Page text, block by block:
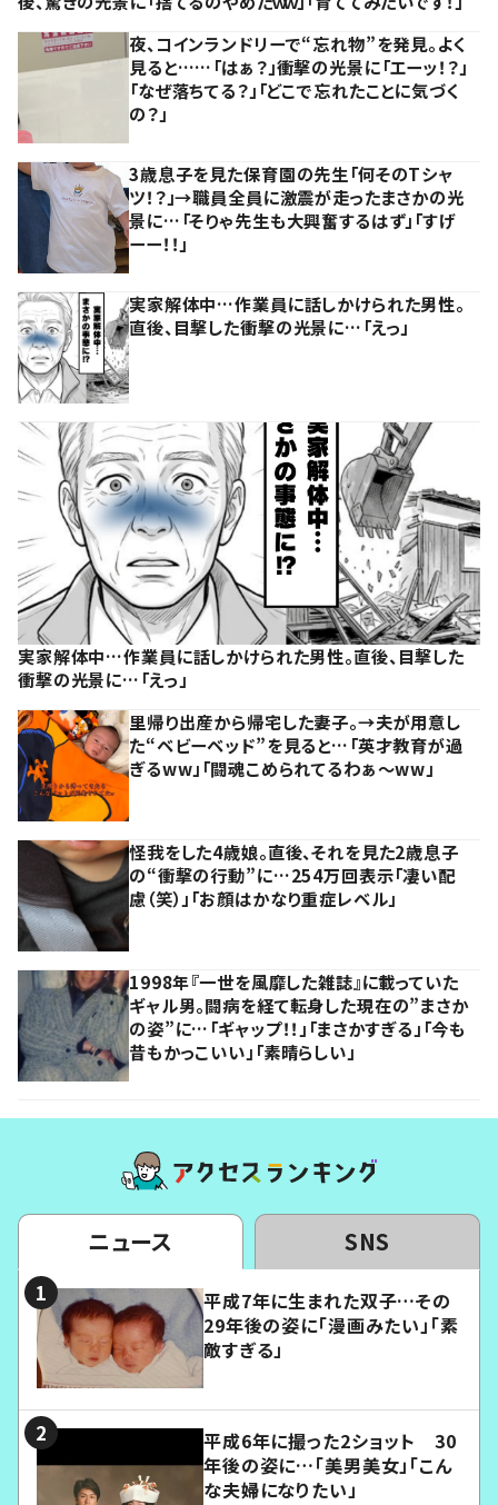
夜、コインランドリーで“忘れ物”を発見。よく
見ると……「はぁ？」衝撃の光景に「エーッ！？」
「なぜ落ちてる？」「どこで忘れたことに気づく
の？」
3歳息子を見た保育園の先生「何そのTシャ
ツ！？」→職員全員に激震が走ったまさかの光
景に…「そりゃ先生も大興奮するはず」「すげ
ーー！！」
実家解体中…作業員に話しかけられた男性。
直後、目撃した衝撃の光景に…「えっ」
実家解体中…作業員に話しかけられた男性。直後、目撃した
衝撃の光景に…「えっ」
里帰り出産から帰宅した妻子。→夫が用意し
た“ベビーベッド”を見ると…「英才教育が過
ぎるww」「闘魂こめられてるわぁ～ww」
怪我をした4歳娘。直後、それを見た2歳息子
の“衝撃の行動”に…254万回表示「凄い配
慮（笑）」「お顔はかなり重症レベル」
1998年『一世を風靡した雑誌』に載っていた
ギャル男。闘病を経て転身した現在の”まさか
の姿”に…「ギャップ！！」「まさかすぎる」「今も
昔もかっこいい」「素晴らしい」
ニュース SNS
平成7年に生まれた双子…その
29年後の姿に「漫画みたい」「素
敵すぎる」
平成6年に撮った2ショット 30
年後の姿に…「美男美女」「こん
な夫婦になりたい」